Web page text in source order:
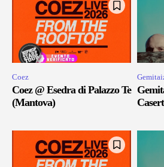
Coez
Coez @ Esedra di Palazzo Te
(Mantova)